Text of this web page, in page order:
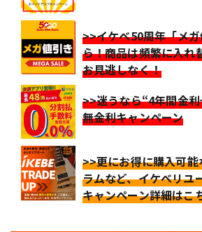
>>イケベ50周年「メ
ら！商品は頻繁に入れ
お見逃しなく！
>>迷うなら“4年間金
無金利キャンペーン
>>更にお得に購入可
ラムなど、イケベリユ
キャンペーン詳細はこ